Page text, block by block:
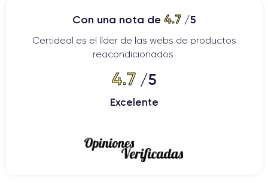
Con una nota de 4.7/5
Certideal es el líder de las webs de productos
reacondicionados.
4.7/5
Excelente